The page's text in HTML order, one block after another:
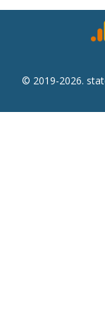
© 2019-2026.